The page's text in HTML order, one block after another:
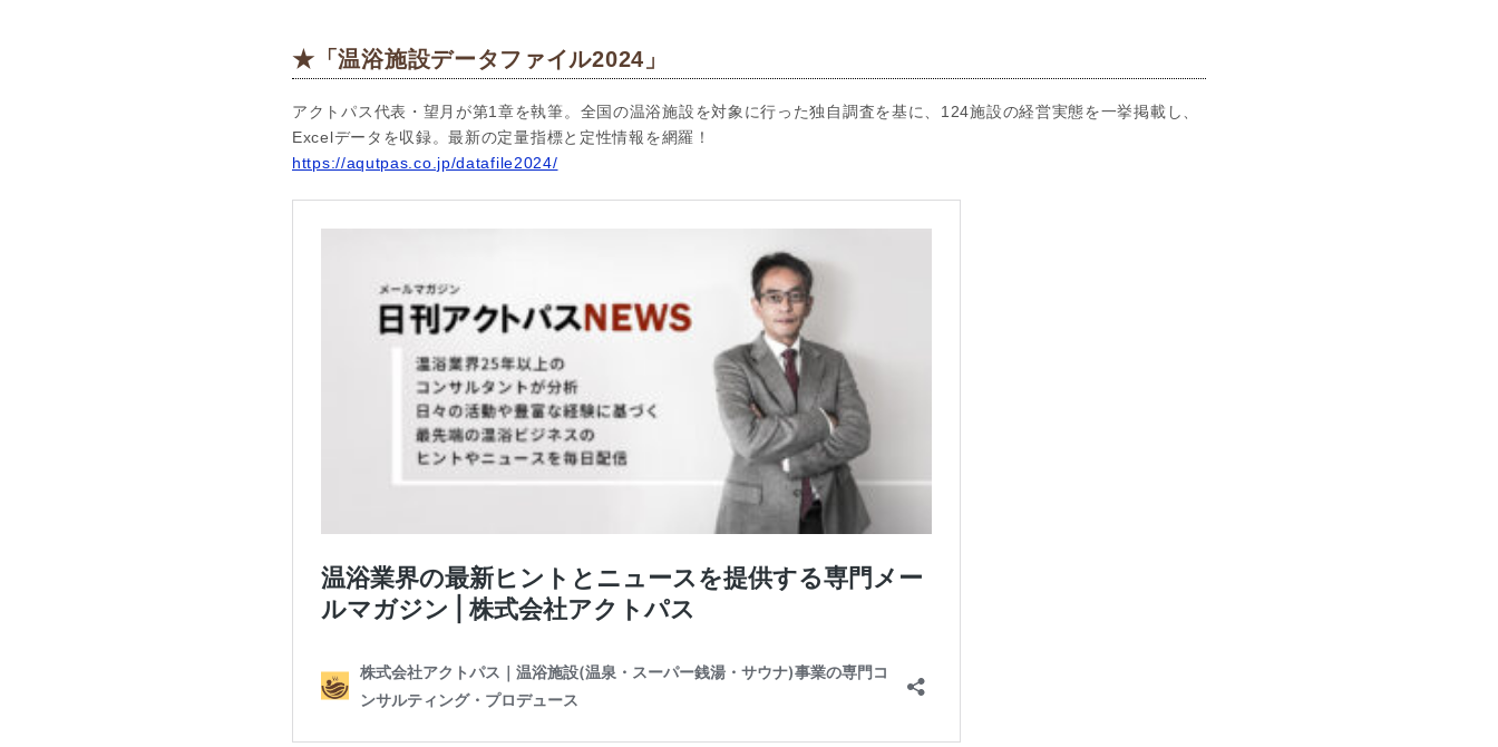
★「温浴施設データファイル2024」
アクトパス代表・望月が第1章を執筆。全国の温浴施設を対象に行った独自調査を基に、124施設の経営実態を一挙掲載し、
Excelデータを収録。最新の定量指標と定性情報を網羅！
https://aqutpas.co.jp/datafile2024/